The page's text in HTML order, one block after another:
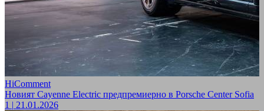
HiComment
Новият Cayenne Electric предпремиерно в Porsche Center Sofia
1 | 21.01.2026